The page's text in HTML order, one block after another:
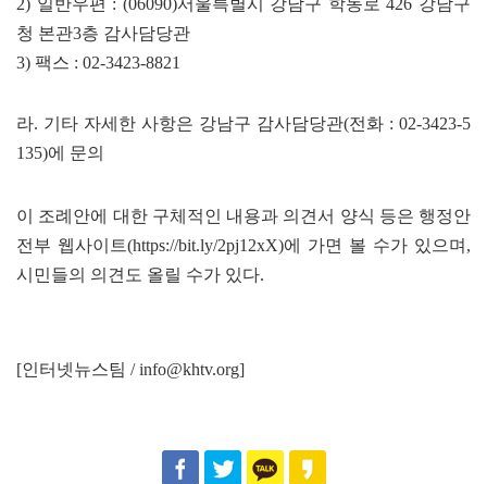
2) 일반우편 : (06090)서울특별시 강남구 학동로 426 강남구
청 본관3층 감사담당관
3) 팩스 : 02-3423-8821
라. 기타 자세한 사항은 강남구 감사담당관(전화 : 02-3423-5
135)에 문의
이 조례안에 대한 구체적인 내용과 의견서 양식 등은 행정안
전부 웹사이트(https://bit.ly/2pj12xX)에 가면 볼 수가 있으며,
시민들의 의견도 올릴 수가 있다.
[인터넷뉴스팀 /info@khtv.org]